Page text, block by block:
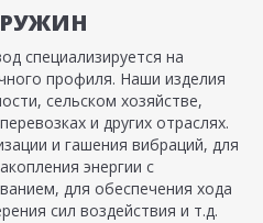
специализируется на
профиля. Наши изделия
сельском хозяйстве,
и других отраслях.
и гашения вибраций, для
энергии с
для обеспечения хода
сил воздействия и т.д.